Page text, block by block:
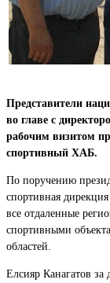
Представители
во главе с
рабочим визитом
спортивный ХАБ.
По поручению
спортивная
все отдаленные
спортивными
областей.
Елсияр Канагатов